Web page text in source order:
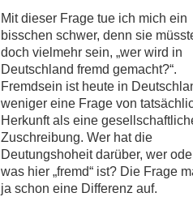
Mit dieser Frage tue ich mich ein
bisschen schwer, denn sie
doch vielmehr sein, „wer wird in
Deutschland fremd gemacht?“.
Fremdsein ist heute in
weniger eine Frage von
Herkunft als eine
Zuschreibung. Wer hat die
Deutungshoheit darüber, wer
was hier „fremd“ ist? Die Frage
ja schon eine Differenz auf.